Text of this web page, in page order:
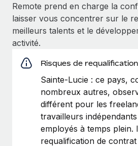
Remote prend en charge la
laisser vous concentrer sur le
meilleurs talents et le
activité.
Risques de
Sainte-Lucie : ce pays,
nombreux autres,
différent pour les
travailleurs
employés à temps plein.
requalification de contrat